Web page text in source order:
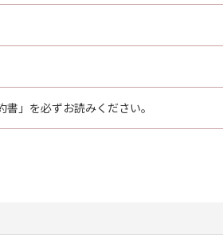
」を必ずお読みください。